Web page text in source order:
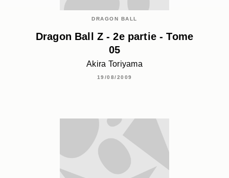
DRAGON BALL
Dragon Ball Z - 2e partie - Tome
05
Akira Toriyama
19/08/2009